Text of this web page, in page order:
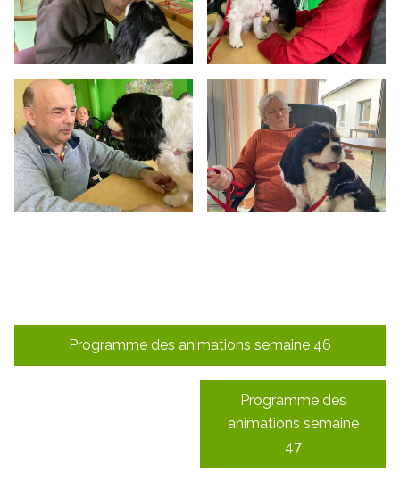
Navigation
de
Programme des animations semaine 46
Programme des
animations semaine
47